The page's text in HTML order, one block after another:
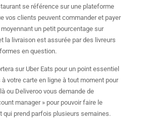
se référence sur une plateforme
vos clients peuvent commander et payer
un petit pourcentage sur
la livraison est assurée par des livreurs
en question.
sur Uber Eats pour un point essentiel
à votre carte en ligne à tout moment pour
ou Deliveroo vous demande de
manager » pour pouvoir faire le
qui prend parfois plusieurs semaines.